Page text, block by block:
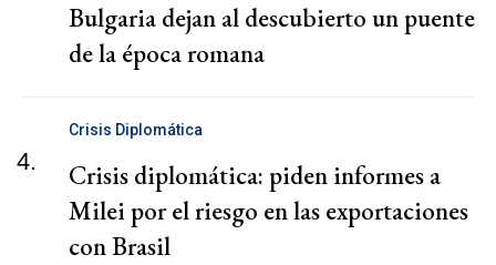
Bulgaria dejan al descubierto un puente
de la época romana
4.
Crisis Diplomática
Crisis diplomática: piden informes a
Milei por el riesgo en las exportaciones
con Brasil